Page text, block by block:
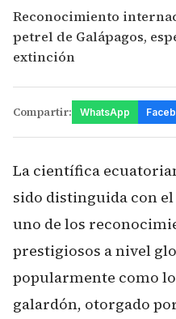
Reconocimiento
petrel de Galápagos,
extinción
Compartir: WhatsApp
La científica
sido distinguida con
uno de los
prestigiosos a nivel
popularmente como
galardón, otorgado